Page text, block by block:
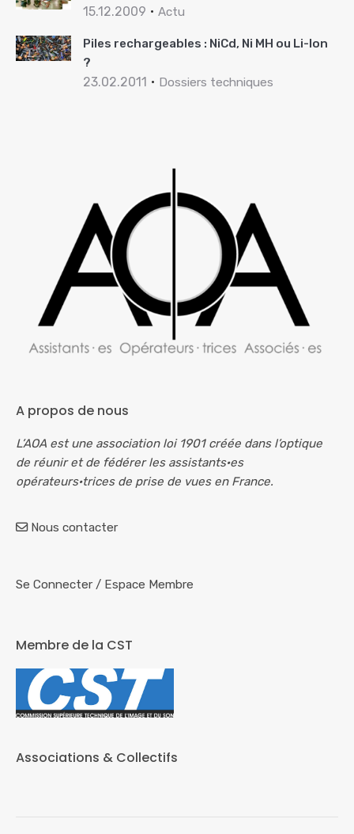
15.12.2009 Actu
Piles rechargeables : NiCd, Ni MH ou Li-Ion
?
23.02.2011 Dossiers techniques
A propos de nous
L’AOA est une association loi 1901 créée dans l’optique
de réunir et de fédérer les assistants·es
opérateurs·trices de prise de vues en France.
Nous contacter
Se Connecter / Espace Membre
Membre de la CST
Associations & Collectifs